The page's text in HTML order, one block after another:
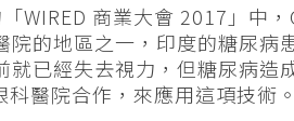
WIRED 商業大會 2017」中
的地區之一，印度的糖尿病
已經失去視力，但糖尿病造
醫院合作，來應用這項技術。